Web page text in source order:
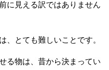
に見える訳ではありません
、とても難しいことです。
る物は、昔から決まってい